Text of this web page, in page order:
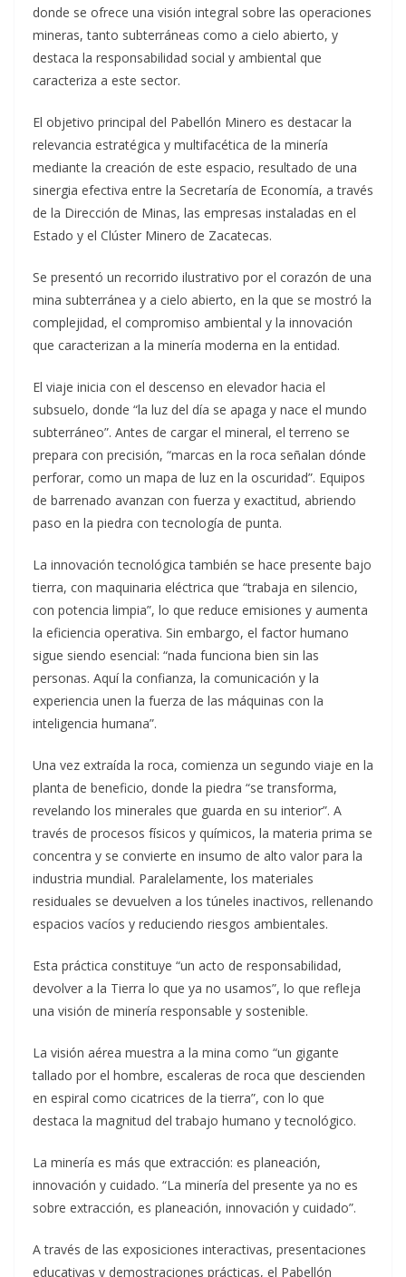
donde se ofrece una visión integral sobre las operaciones
mineras, tanto subterráneas como a cielo abierto, y
destaca la responsabilidad social y ambiental que
caracteriza a este sector.
El objetivo principal del Pabellón Minero es destacar la
relevancia estratégica y multifacética de la minería
mediante la creación de este espacio, resultado de una
sinergia efectiva entre la Secretaría de Economía, a través
de la Dirección de Minas, las empresas instaladas en el
Estado y el Clúster Minero de Zacatecas.
Se presentó un recorrido ilustrativo por el corazón de una
mina subterránea y a cielo abierto, en la que se mostró la
complejidad, el compromiso ambiental y la innovación
que caracterizan a la minería moderna en la entidad.
El viaje inicia con el descenso en elevador hacia el
subsuelo, donde “la luz del día se apaga y nace el mundo
subterráneo”. Antes de cargar el mineral, el terreno se
prepara con precisión, “marcas en la roca señalan dónde
perforar, como un mapa de luz en la oscuridad”. Equipos
de barrenado avanzan con fuerza y exactitud, abriendo
paso en la piedra con tecnología de punta.
La innovación tecnológica también se hace presente bajo
tierra, con maquinaria eléctrica que “trabaja en silencio,
con potencia limpia”, lo que reduce emisiones y aumenta
la eficiencia operativa. Sin embargo, el factor humano
sigue siendo esencial: “nada funciona bien sin las
personas. Aquí la confianza, la comunicación y la
experiencia unen la fuerza de las máquinas con la
inteligencia humana”.
Una vez extraída la roca, comienza un segundo viaje en la
planta de beneficio, donde la piedra “se transforma,
revelando los minerales que guarda en su interior”. A
través de procesos físicos y químicos, la materia prima se
concentra y se convierte en insumo de alto valor para la
industria mundial. Paralelamente, los materiales
residuales se devuelven a los túneles inactivos, rellenando
espacios vacíos y reduciendo riesgos ambientales.
Esta práctica constituye “un acto de responsabilidad,
devolver a la Tierra lo que ya no usamos”, lo que refleja
una visión de minería responsable y sostenible.
La visión aérea muestra a la mina como “un gigante
tallado por el hombre, escaleras de roca que descienden
en espiral como cicatrices de la tierra”, con lo que
destaca la magnitud del trabajo humano y tecnológico.
La minería es más que extracción: es planeación,
innovación y cuidado. “La minería del presente ya no es
sobre extracción, es planeación, innovación y cuidado”.
A través de las exposiciones interactivas, presentaciones
educativas y demostraciones prácticas, el Pabellón